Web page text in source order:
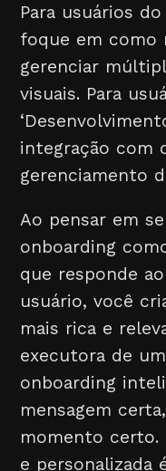
Para usuários
foque em como
gerenciar
visuais. Para
integração com
gerenciamento
Ao pensar em
onboarding
que responde
usuário, você
mais rica e
executora de
onboarding
mensagem
momento certo.
e personalizada